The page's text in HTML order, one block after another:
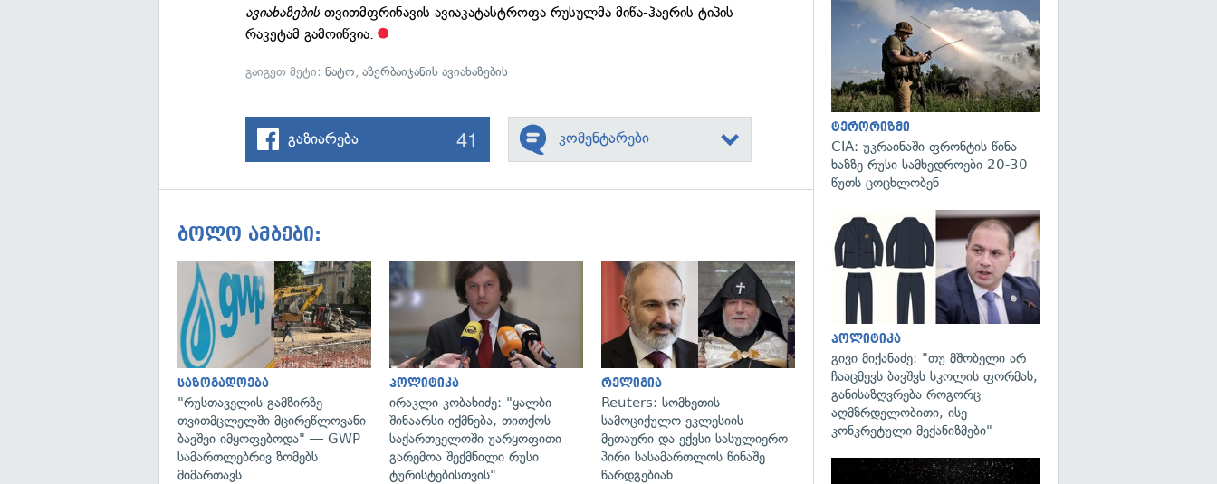
ავიახაზებისთვითმფრინავის ავიაკატასტროფა რუსულმა მიწა-ჰაერის ტიპის
რაკეტამ გამოიწვია.
გაიგეთ მეტი:ნატო,აზერბაიჯანის ავიახაზების
გაზიარება 41 კომენტარები
ბოლო ამბები:
საზოგადოება
"რუსთაველის გამზირზე
თვითმცლელში მცირეწლოვანი
ბავშვი იმყოფებოდა" — GWP
სამართლებრივ ზომებს
მიმართავს
გადახედვა
პოლიტიკა
ირაკლი კობახიძე: "ყალბი
შინაარსი იქმნება, თითქოს
საქართველოში უარყოფითი
გარემოა შექმნილი რუსი
ტურისტებისთვის"
გადახედვა
რელიგია
Reuters: სომხეთის
სამოციქულო ეკლესიის
მეთაური და ექვსი სასულიერო
პირი სასამართლოს წინაშე
წარდგებიან
ტერორიზმი
CIA: უკრაინაში ფრონტის წინა
ხაზზე რუსი სამხედროები 20-30
წუთს ცოცხლობენ
პოლიტიკა
გივი მიქანაძე: "თუ მშობელი არ
ჩააცმევს ბავშვს სკოლის ფორმას,
განისაზღვრება როგორც
აღმზრდელობითი, ისე
კონკრეტული მექანიზმები"